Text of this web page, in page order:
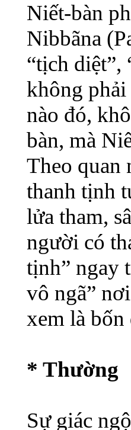
Niết-bàn
Nibbãna
“tịch diệt”,
không
nào đó,
bàn, mà
Theo quan
thanh tịnh
lửa tham,
người có
tịnh” ngay
vô ngã”
xem là bốn
* Thường
Sự giác